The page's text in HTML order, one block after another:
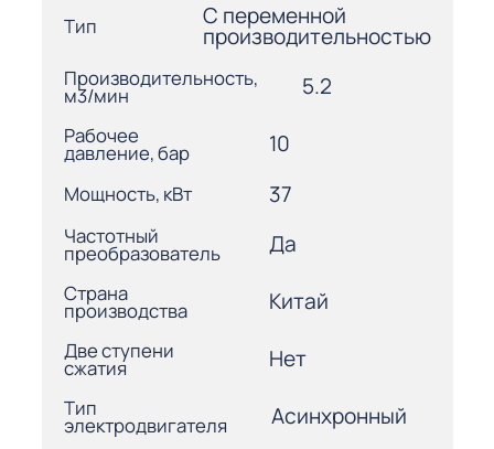
Тип С переменной
производительностью
Производительность,
м3/мин 5.2
Рабочее
давление, бар 10
Мощность, кВт 37
Частотный
преобразователь Да
Страна
производства Китай
Две ступени
сжатия Нет
Тип
электродвигателя Асинхронный